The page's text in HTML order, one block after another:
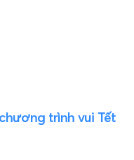
trình vui Tết